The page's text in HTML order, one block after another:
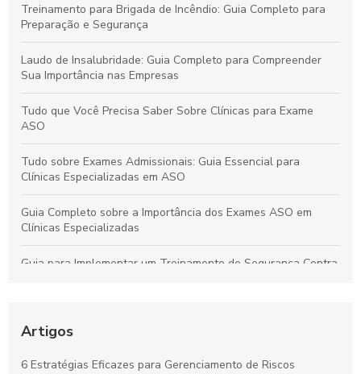
Treinamento para Brigada de Incêndio: Guia Completo para
Preparação e Segurança
Laudo de Insalubridade: Guia Completo para Compreender
Sua Importância nas Empresas
Tudo que Você Precisa Saber Sobre Clínicas para Exame
ASO
Tudo sobre Exames Admissionais: Guia Essencial para
Clínicas Especializadas em ASO
Guia Completo sobre a Importância dos Exames ASO em
Clínicas Especializadas
Guia para Implementar um Treinamento de Segurança Contra
no Trabalho
Por que os Exames Ocupacionais São Essenciais para a
Artigos
6 Estratégias Eficazes para Gerenciamento de Riscos